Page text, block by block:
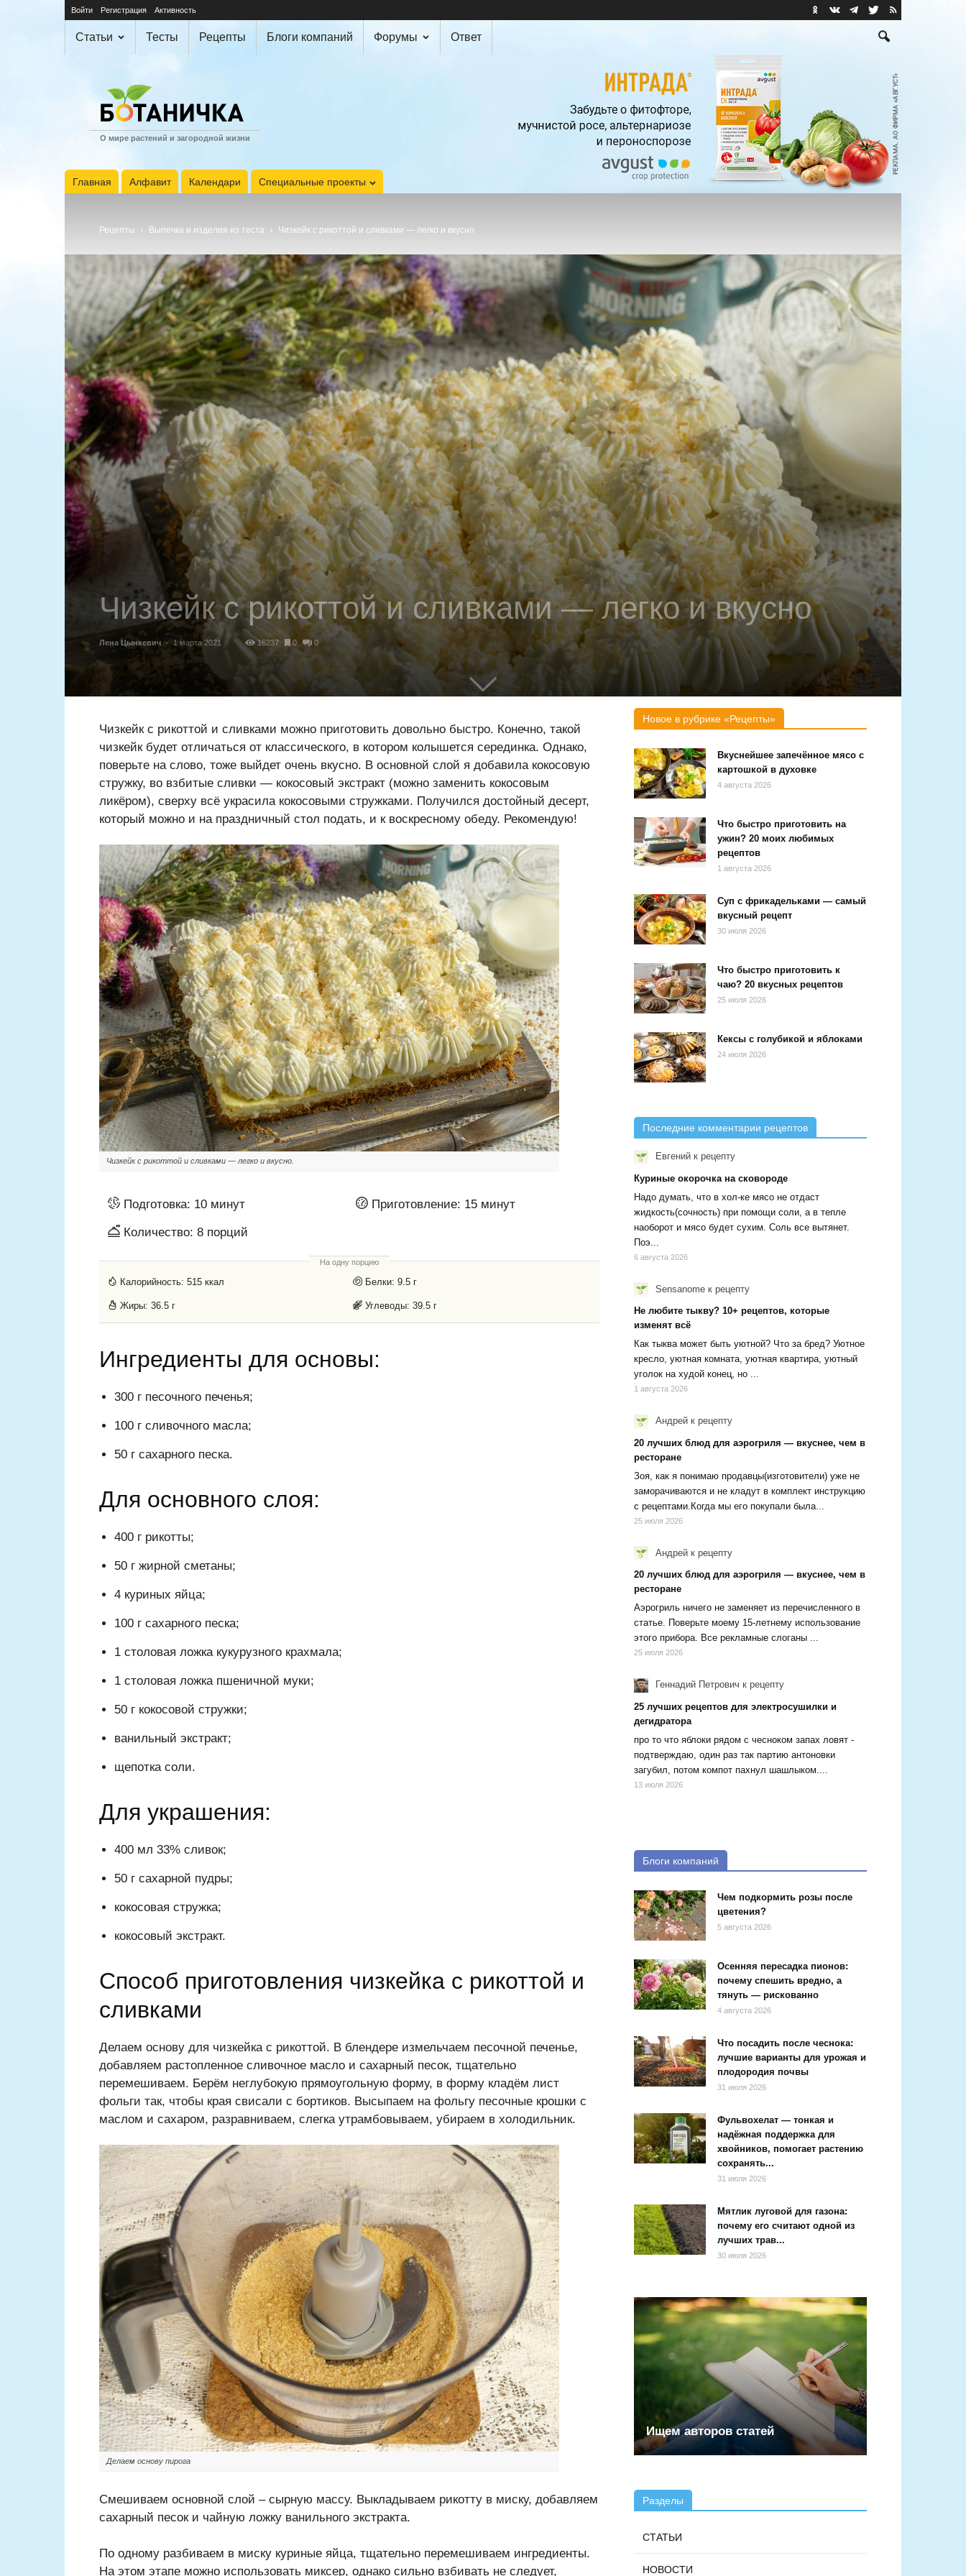
Войти Регистрация Активность
Статьи Тесты Рецепты Блоги компаний Форумы Ответ
О мире растений и загородной жизни
Главная Алфавит Календари Специальные проекты
Рецепты Выпечка и изделия из теста Чизкейк с рикоттой и сливками — легко и вкусно
Чизкейк с рикоттой и сливками — легко и вкусно
Лена Цынкевич - 1 марта 2021 16237 0 0
Чизкейк с рикоттой и сливками можно приготовить довольно быстро. Конечно, такой
чизкейк будет отличаться от классического, в котором колышется серединка. Однако,
поверьте на слово, тоже выйдет очень вкусно. В основной слой я добавила кокосовую
стружку, во взбитые сливки — кокосовый экстракт (можно заменить кокосовым
ликёром), сверху всё украсила кокосовыми стружками. Получился достойный десерт,
который можно и на праздничный стол подать, и к воскресному обеду. Рекомендую!
Чизкейк с рикоттой и сливками — легко и вкусно.
Подготовка: 10 минут Приготовление: 15 минут
Количество: 8 порций
На одну порцию
Калорийность: 515 ккал Белки: 9.5 г
Жиры: 36.5 г Углеводы: 39.5 г
Ингредиенты для основы:
300 г песочного печенья;
100 г сливочного масла;
50 г сахарного песка.
Для основного слоя:
400 г рикотты;
50 г жирной сметаны;
4 куриных яйца;
100 г сахарного песка;
1 столовая ложка кукурузного крахмала;
1 столовая ложка пшеничной муки;
50 г кокосовой стружки;
ванильный экстракт;
щепотка соли.
Для украшения:
400 мл 33% сливок;
50 г сахарной пудры;
кокосовая стружка;
кокосовый экстракт.
Способ приготовления чизкейка с рикоттой и
сливками
Делаем основу для чизкейка с рикоттой. В блендере измельчаем песочной печенье,
добавляем растопленное сливочное масло и сахарный песок, тщательно
перемешиваем. Берём неглубокую прямоугольную форму, в форму кладём лист
фольги так, чтобы края свисали с бортиков. Высыпаем на фольгу песочные крошки с
маслом и сахаром, разравниваем, слегка утрамбовываем, убираем в холодильник.
Делаем основу пирога
Смешиваем основной слой – сырную массу. Выкладываем рикотту в миску, добавляем
сахарный песок и чайную ложку ванильного экстракта.
По одному разбиваем в миску куриные яйца, тщательно перемешиваем ингредиенты.
На этом этапе можно использовать миксер, однако сильно взбивать не следует,
Новое в рубрике «Рецепты»
Вкуснейшее запечённое мясо с
картошкой в духовке
4 августа 2026
Что быстро приготовить на
ужин? 20 моих любимых
рецептов
1 августа 2026
Суп с фрикадельками — самый
вкусный рецепт
30 июля 2026
Что быстро приготовить к
чаю? 20 вкусных рецептов
25 июля 2026
Кексы с голубикой и яблоками
24 июля 2026
Последние комментарии рецептов
Евгений к рецепту
Куриные окорочка на сковороде
Надо думать, что в хол-ке мясо не отдаст
жидкость(сочность) при помощи соли, а в тепле
наоборот и мясо будет сухим. Соль все вытянет.
Поэ...
6 августа 2026
Sensanome к рецепту
Не любите тыкву? 10+ рецептов, которые
изменят всё
Как тыква может быть уютной? Что за бред? Уютное
кресло, уютная комната, уютная квартира, уютный
уголок на худой конец, но ...
1 августа 2026
Андрей к рецепту
20 лучших блюд для аэрогриля — вкуснее, чем в
ресторане
Зоя, как я понимаю продавцы(изготовители) уже не
заморачиваются и не кладут в комплект инструкцию
с рецептами.Когда мы его покупали была...
25 июля 2026
Андрей к рецепту
20 лучших блюд для аэрогриля — вкуснее, чем в
ресторане
Аэрогриль ничего не заменяет из перечисленного в
статье. Поверьте моему 15-летнему использование
этого прибора. Все рекламные слоганы ...
25 июля 2026
Геннадий Петрович к рецепту
25 лучших рецептов для электросушилки и
дегидратора
про то что яблоки рядом с чесноком запах ловят -
подтверждаю, один раз так партию антоновки
загубил, потом компот пахнул шашлыком....
13 июля 2026
Блоги компаний
Чем подкормить розы после
цветения?
5 августа 2026
Осенняя пересадка пионов:
почему спешить вредно, а
тянуть — рискованно
4 августа 2026
Что посадить после чеснока:
лучшие варианты для урожая и
плодородия почвы
31 июля 2026
Фульвохелат — тонкая и
надёжная поддержка для
хвойников, помогает растению
сохранять...
31 июля 2026
Мятлик луговой для газона:
почему его считают одной из
лучших трав...
30 июля 2026
Ищем авторов статей
Разделы
СТАТЬИ
НОВОСТИ